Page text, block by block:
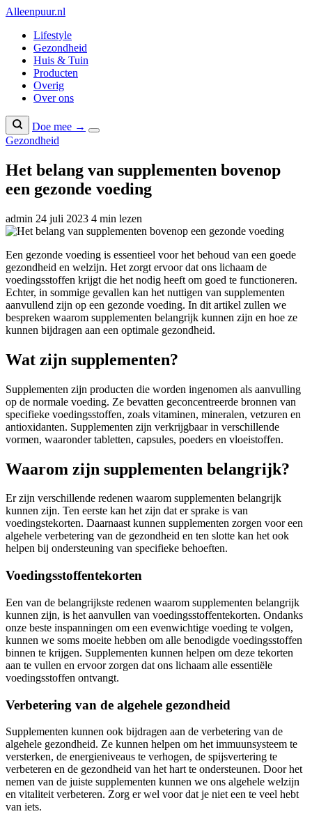
Naar
Alleenpuur.nl
Lifestyle
Gezondheid
Huis & Tuin
Producten
Overig
Over ons
Doe mee →
Gezondheid
Het belang van supplementen bovenop
een gezonde voeding
admin 24 juli 2023 4 min lezen
Een gezonde voeding is essentieel voor het behoud van een goede
gezondheid en welzijn. Het zorgt ervoor dat ons lichaam de
voedingsstoffen krijgt die het nodig heeft om goed te functioneren.
Echter, in sommige gevallen kan het nuttigen van supplementen
aanvullend zijn op een gezonde voeding. In dit artikel zullen we
bespreken waarom supplementen belangrijk kunnen zijn en hoe ze
kunnen bijdragen aan een optimale gezondheid.
Wat zijn supplementen?
Supplementen zijn producten die worden ingenomen als aanvulling
op de normale voeding. Ze bevatten geconcentreerde bronnen van
specifieke voedingsstoffen, zoals vitaminen, mineralen, vetzuren en
antioxidanten. Supplementen zijn verkrijgbaar in verschillende
vormen, waaronder tabletten, capsules, poeders en vloeistoffen.
Waarom zijn supplementen belangrijk?
Er zijn verschillende redenen waarom supplementen belangrijk
kunnen zijn. Ten eerste kan het zijn dat er sprake is van
voedingstekorten. Daarnaast kunnen supplementen zorgen voor een
algehele verbetering van de gezondheid en ten slotte kan het ook
helpen bij ondersteuning van specifieke behoeften.
Voedingsstoffentekorten
Een van de belangrijkste redenen waarom supplementen belangrijk
kunnen zijn, is het aanvullen van voedingsstoffentekorten. Ondanks
onze beste inspanningen om een evenwichtige voeding te volgen,
kunnen we soms moeite hebben om alle benodigde voedingsstoffen
binnen te krijgen. Supplementen kunnen helpen om deze tekorten
aan te vullen en ervoor zorgen dat ons lichaam alle essentiële
voedingsstoffen ontvangt.
Verbetering van de algehele gezondheid
Supplementen kunnen ook bijdragen aan de verbetering van de
algehele gezondheid. Ze kunnen helpen om het immuunsysteem te
versterken, de energieniveaus te verhogen, de spijsvertering te
verbeteren en de gezondheid van het hart te ondersteunen. Door het
nemen van de juiste supplementen kunnen we ons algehele welzijn
en vitaliteit verbeteren. Zorg er wel voor dat je niet een te veel hebt
van iets.